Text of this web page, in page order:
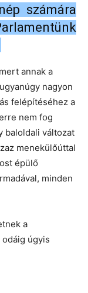
számára
annak a
nagyon
felépítéséhez a
nem fog
baloldali változat
menekülőúttal
épülő
minden
a
úgyis